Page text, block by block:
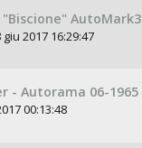
AutoMark3
2017 16:29:47
- Autorama 06-1965
00:13:48